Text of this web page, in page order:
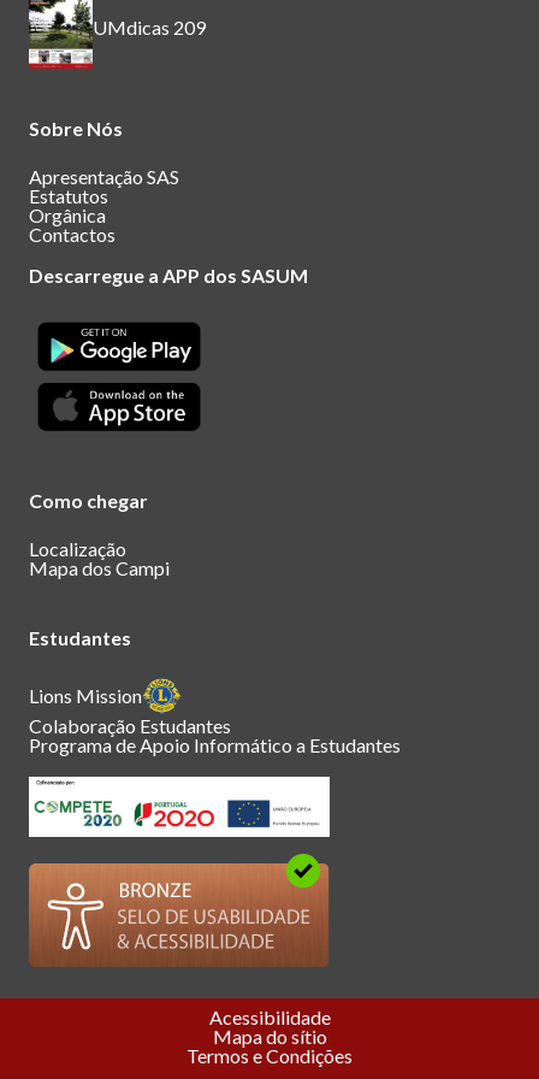
UMdicas 209
Sobre Nós
Apresentação SAS
Estatutos
Orgânica
Contactos
Descarregue a APP dos SASUM
Como chegar
Localização
Mapa dos Campi
Estudantes
Lions Mission
Colaboração Estudantes
Programa de Apoio Informático a Estudantes
Acessibilidade
Mapa do sítio
Termos e Condições